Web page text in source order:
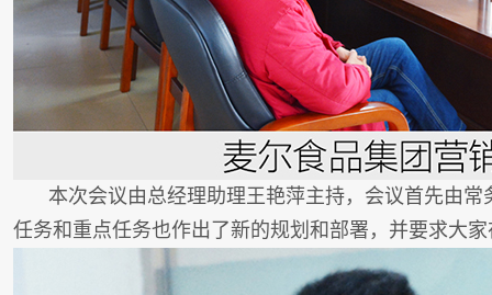
本次会议由总经理助理王艳萍主持，会议首先由常
任务和重点任务也作出了新的规划和部署，并要求大